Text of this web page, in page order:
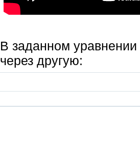
В заданном
через другую: